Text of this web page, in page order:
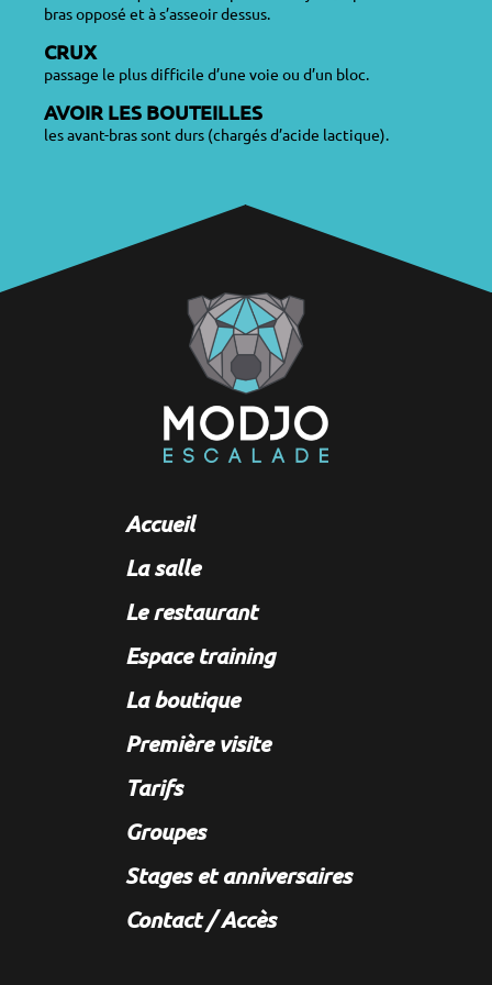
bras opposé et à s’asseoir dessus.
CRUX
passage le plus difficile d’une voie ou d’un bloc.
AVOIR LES BOUTEILLES
les avant-bras sont durs (chargés d’acide lactique).
Accueil
La salle
Le restaurant
Espace training
La boutique
Première visite
Tarifs
Groupes
Stages et anniversaires
Contact / Accès